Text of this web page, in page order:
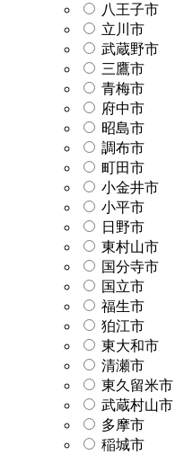
八王子市
立川市
武蔵野市
三鷹市
青梅市
府中市
昭島市
調布市
町田市
小金井市
小平市
日野市
東村山市
国分寺市
国立市
福生市
狛江市
東大和市
清瀬市
東久留米市
武蔵村山市
多摩市
稲城市